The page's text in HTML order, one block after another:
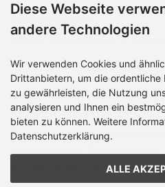
SCHNELLKAUF
Bitte geben Sie die Artikelnummer aus unserem
ZAHLUNGSMETHODEN
Die Box kann unter tpl_modified/
tpl_modified/lang/­german/
Diese Webseite
andere Technologien
Wir verwenden Cookies und
Drittanbietern, um die ordentliche
zu gewährleisten, die Nutzung
analysieren und Ihnen ein
bieten zu können. Weitere
Datenschutzerklärung.
ALLE